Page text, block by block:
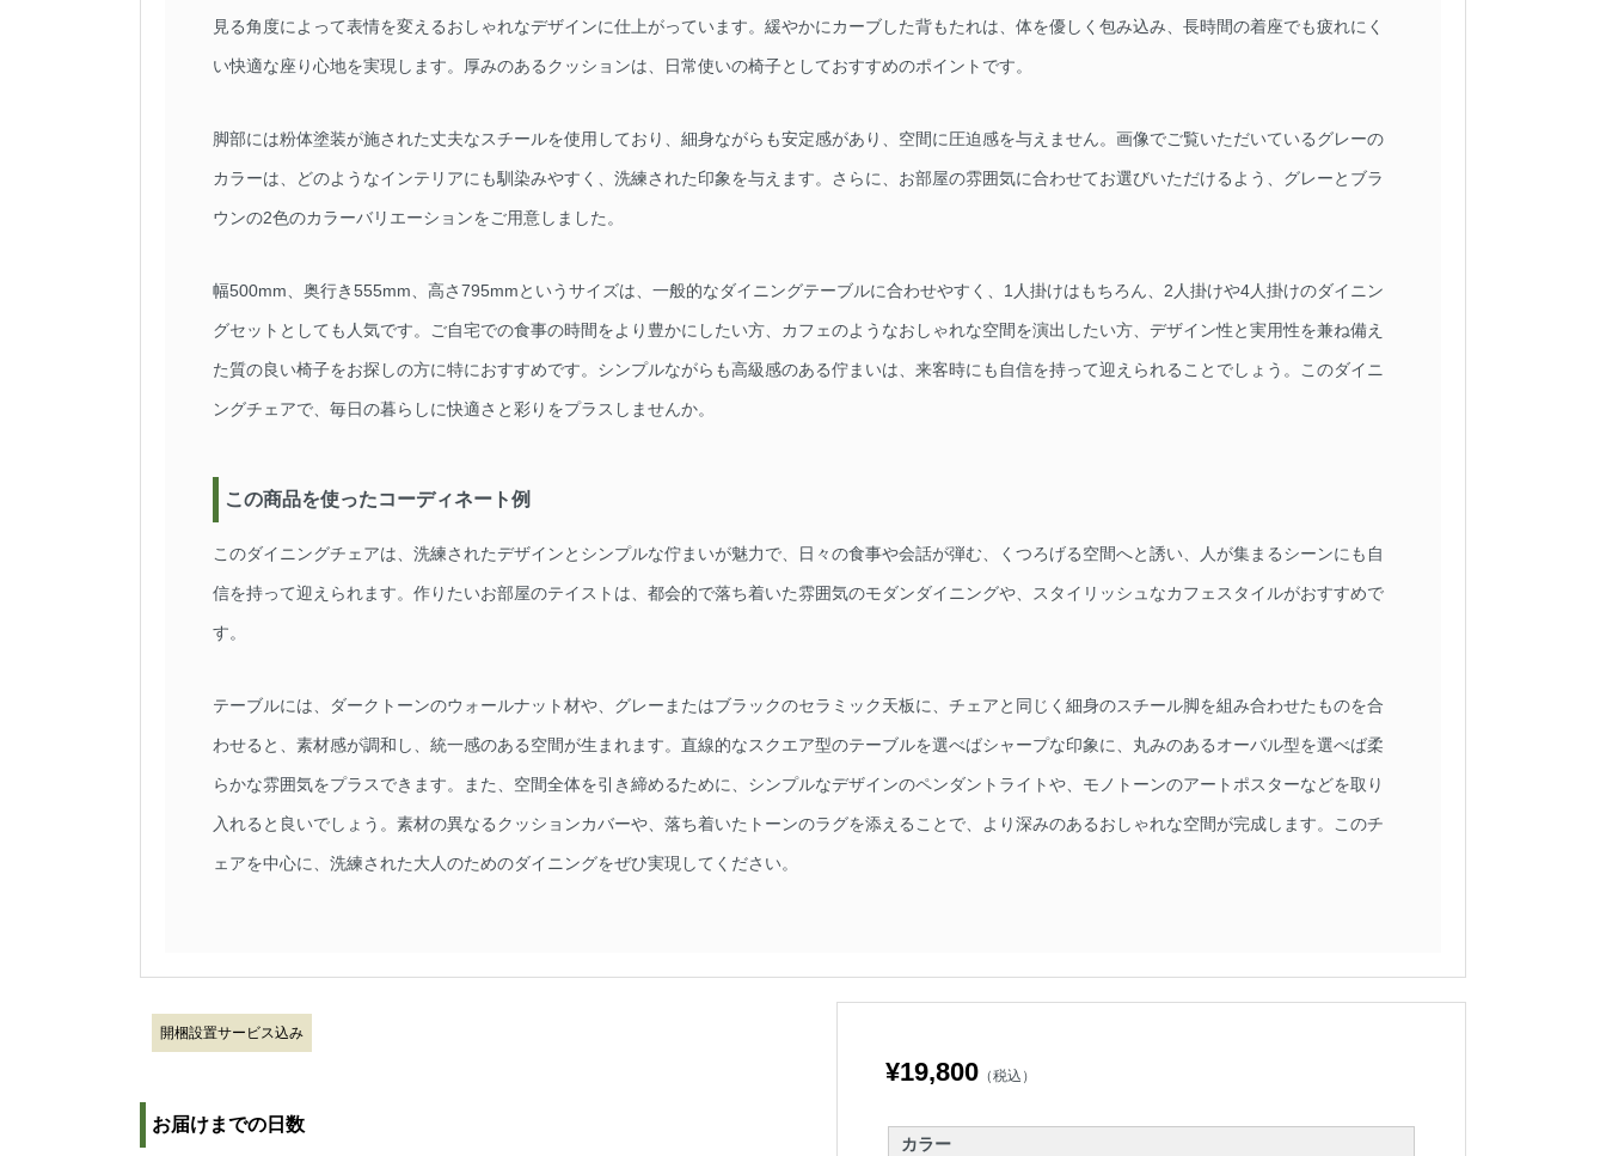
見る角度によって表情を変えるおしゃれなデザインに仕上がっています。緩やかにカーブした背もたれは、体を優しく包み込み、長時間の着座でも疲れにく
い快適な座り心地を実現します。厚みのあるクッションは、日常使いの椅子としておすすめのポイントです。
脚部には粉体塗装が施された丈夫なスチールを使用しており、細身ながらも安定感があり、空間に圧迫感を与えません。画像でご覧いただいているグレーの
カラーは、どのようなインテリアにも馴染みやすく、洗練された印象を与えます。さらに、お部屋の雰囲気に合わせてお選びいただけるよう、グレーとブラ
ウンの2色のカラーバリエーションをご用意しました。
幅500mm、奥行き555mm、高さ795mmというサイズは、一般的なダイニングテーブルに合わせやすく、1人掛けはもちろん、2人掛けや4人掛けのダイニン
グセットとしても人気です。ご自宅での食事の時間をより豊かにしたい方、カフェのようなおしゃれな空間を演出したい方、デザイン性と実用性を兼ね備え
た質の良い椅子をお探しの方に特におすすめです。シンプルながらも高級感のある佇まいは、来客時にも自信を持って迎えられることでしょう。このダイニ
ングチェアで、毎日の暮らしに快適さと彩りをプラスしませんか。
この商品を使ったコーディネート例
このダイニングチェアは、洗練されたデザインとシンプルな佇まいが魅力で、日々の食事や会話が弾む、くつろげる空間へと誘い、人が集まるシーンにも自
信を持って迎えられます。作りたいお部屋のテイストは、都会的で落ち着いた雰囲気のモダンダイニングや、スタイリッシュなカフェスタイルがおすすめで
す。
テーブルには、ダークトーンのウォールナット材や、グレーまたはブラックのセラミック天板に、チェアと同じく細身のスチール脚を組み合わせたものを合
わせると、素材感が調和し、統一感のある空間が生まれます。直線的なスクエア型のテーブルを選べばシャープな印象に、丸みのあるオーバル型を選べば柔
らかな雰囲気をプラスできます。また、空間全体を引き締めるために、シンプルなデザインのペンダントライトや、モノトーンのアートポスターなどを取り
入れると良いでしょう。素材の異なるクッションカバーや、落ち着いたトーンのラグを添えることで、より深みのあるおしゃれな空間が完成します。このチ
ェアを中心に、洗練された大人のためのダイニングをぜひ実現してください。
開梱設置サービス込み
お届けまでの日数
¥19,800（税込）
カラー